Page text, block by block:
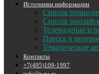
Источники информации
Список
Список
Телевидение и
Пресса и
Тематические
Контакты
+7(495)109-1997